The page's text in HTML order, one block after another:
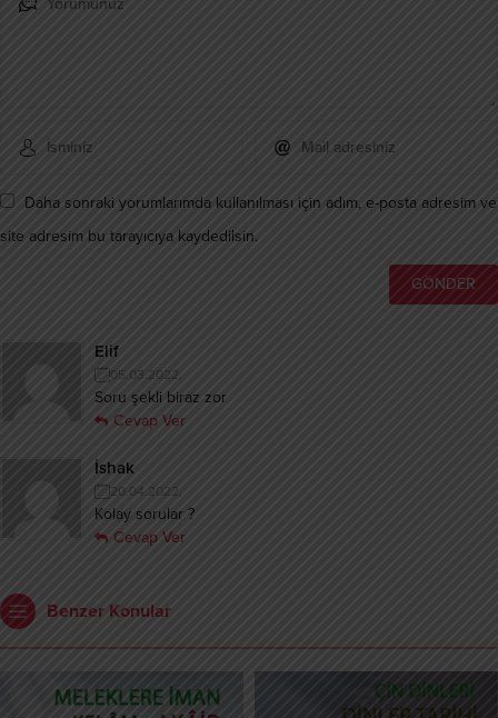
Daha sonraki yorumlarımda kullanılması için adım, e-posta adresim ve
site adresim bu tarayıcıya kaydedilsin.
Elif
05.03.2022,
Soru şekli biraz zor
Cevap Ver
İshak
20.04.2022,
Kolay sorular ?
Cevap Ver
Benzer Konular